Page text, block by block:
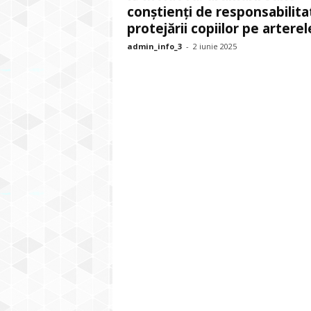
conștienți de
protejării copiilor pe
admin_info_3 - 2 iunie 2025